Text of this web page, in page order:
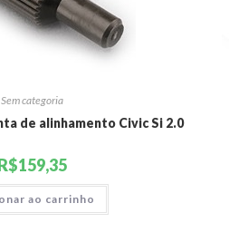
Sem categoria
de alinhamento Civic Si 2.0
159,35
ao carrinho